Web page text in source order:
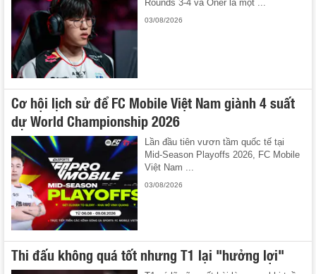
Rounds 3-4 và Oner là một ...
03/08/2026
Cơ hội lịch sử để FC Mobile Việt Nam giành 4 suất
dự World Championship 2026
Lần đầu tiên vươn tầm quốc tế tại
Mid-Season Playoffs 2026, FC Mobile
Việt Nam ...
03/08/2026
Thi đấu không quá tốt nhưng T1 lại "hưởng lợi"